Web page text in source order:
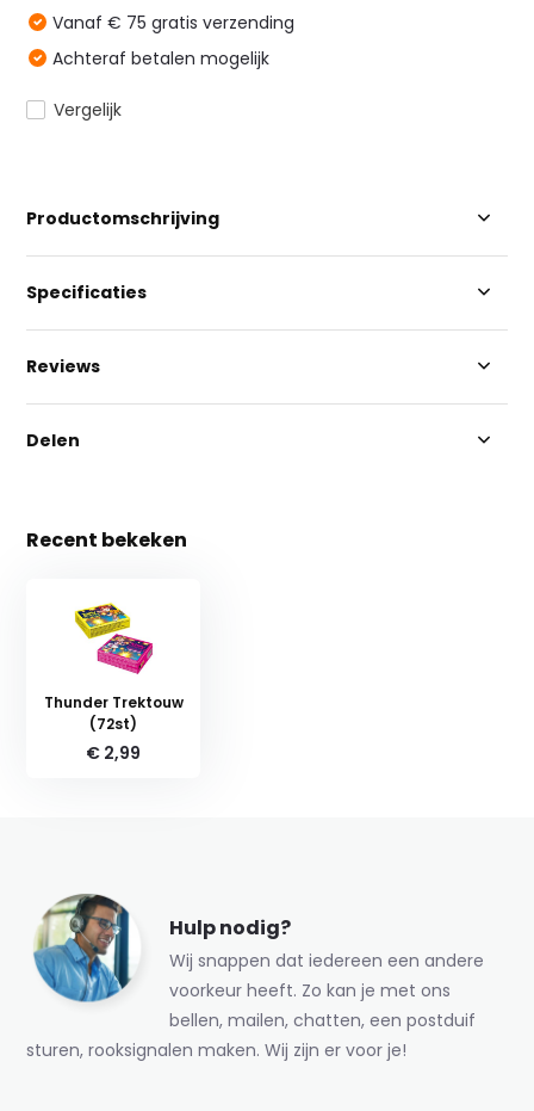
Vanaf € 75 gratis verzending
Achteraf betalen mogelijk
Vergelijk
Productomschrijving
Specificaties
Reviews
Delen
Recent bekeken
Thunder Trektouw
(72st)
€ 2,99
Hulp nodig?
Wij snappen dat iedereen een andere
voorkeur heeft. Zo kan je met ons
bellen, mailen, chatten, een postduif
sturen, rooksignalen maken. Wij zijn er voor je!